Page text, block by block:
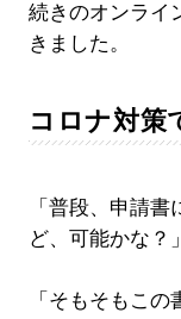
続きのオンライ
きました。
コロナ対策
「普段、申請
ど、可能かな？」
「そもそもこ